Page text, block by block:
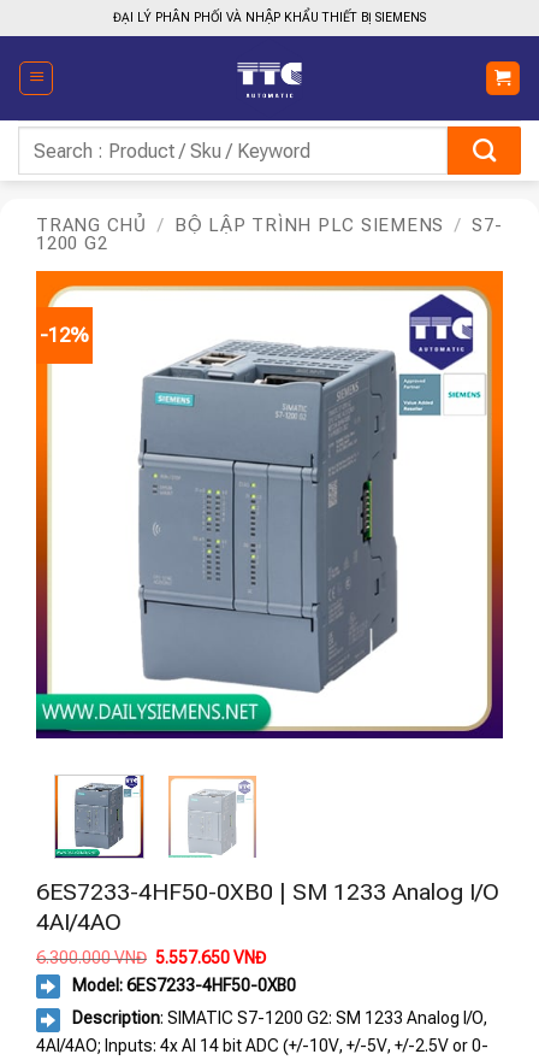
qua
nội
dung
ĐẠI LÝ PHÂN PHỐI VÀ NHẬP KHẨU THIẾT BỊ SIEMENS
kiếm:
TRANG CHỦ / BỘ LẬP TRÌNH PLC SIEMENS / S7-
1200 G2
-12%
6ES7233-4HF50-0XB0 | SM 1233 Analog I/O
4AI/4AO
6.300.000VNĐ Giá
gốc
là:
6.300.000 VNĐ.
5.557.650VNĐGiá
hiện
tại
là:
5.557.650 VNĐ.
Model: 6ES7233-4HF50-0XB0
Description: SIMATIC S7-1200 G2: SM 1233 Analog I/O,
4AI/4AO; Inputs: 4x AI 14 bit ADC (+/-10V, +/-5V, +/-2.5V or 0-